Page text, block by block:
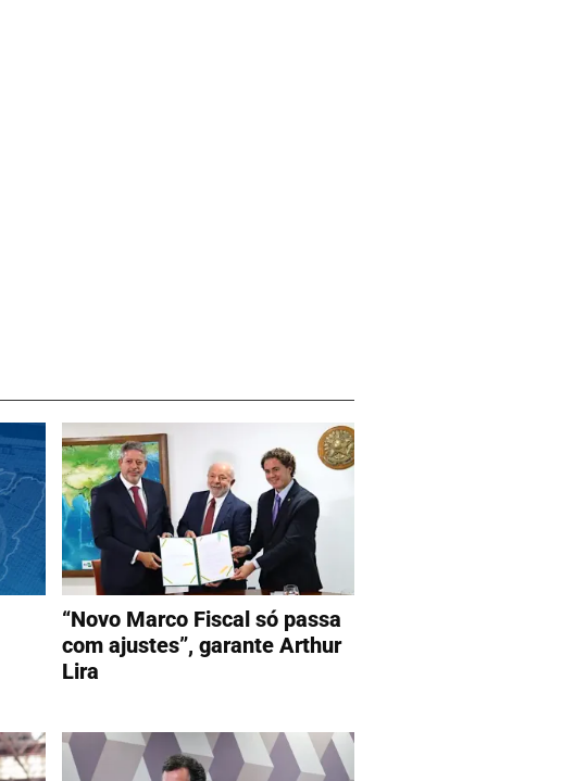
“Novo Marco Fiscal só passa
com ajustes”, garante Arthur
Lira